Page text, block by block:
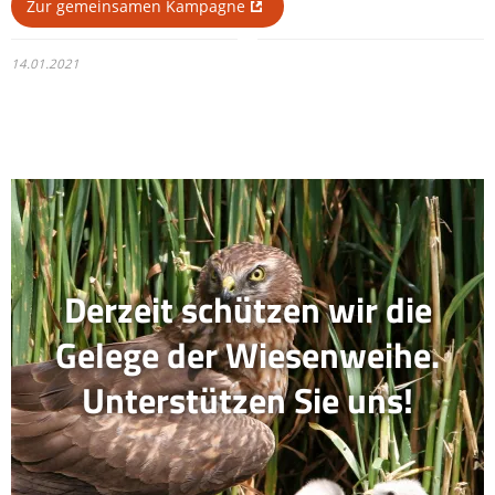
Zur gemeinsamen Kampagne
14.01.2021
Derzeit schützen wir die
Gelege der Wiesenweihe.
Unterstützen Sie uns!